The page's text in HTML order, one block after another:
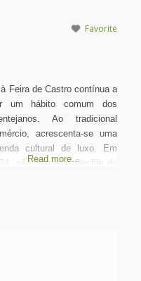
Favorite
Feira de Castro contínua a
um hábito comum dos
Ao tradicional
acrescenta-se uma
cultural de luxo. Em
não perca: o Desfile de
Read more...